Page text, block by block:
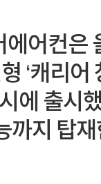
어컨은
‘캐리어
에 출시
까지 탑